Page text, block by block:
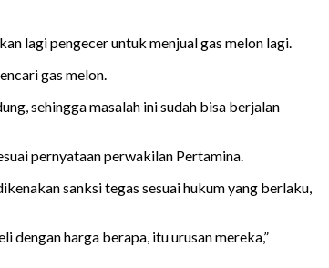
lagi pengecer untuk menjual gas melon lagi.
gas melon.
sehingga masalah ini sudah bisa berjalan
pernyataan perwakilan Pertamina.
sanksi tegas sesuai hukum yang berlaku,
dengan harga berapa, itu urusan mereka,”